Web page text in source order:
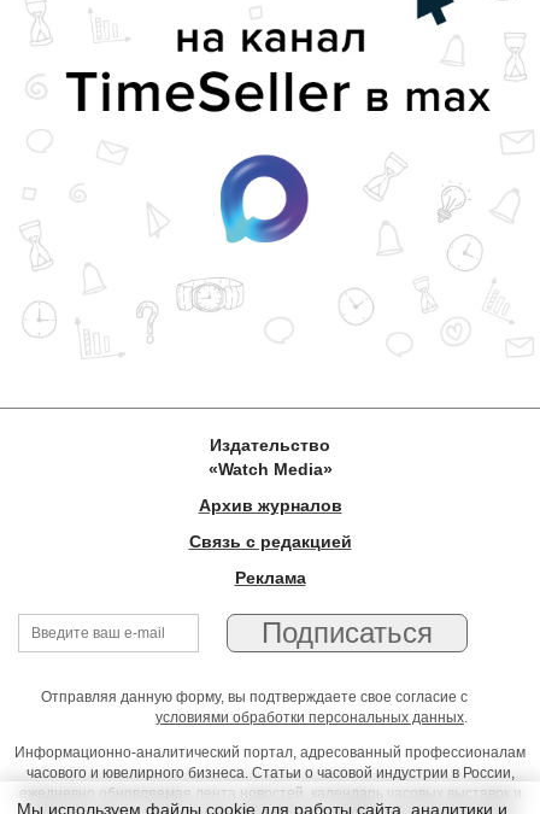
Издательство
«Watch Media»
Архив журналов
Связь с редакцией
Реклама
Отправляя данную форму, вы подтверждаете свое согласие с
условиями обработки персональных данных.
Информационно-аналитический портал, адресованный профессионалам
часового и ювелирного бизнеса. Статьи о часовой индустрии в России,
ежедневно обновляемая лента новостей, календарь часовых выставок и
Мы используем файлы cookie для работы сайта, аналитики и